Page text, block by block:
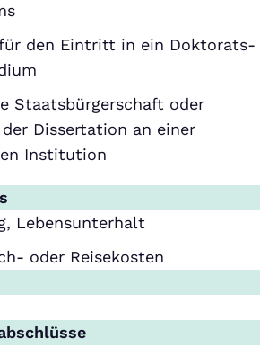
den Eintritt in ein Doktorats-
Staatsbürgerschaft oder
Dissertation an einer
Institution
Lebensunterhalt
oder Reisekosten